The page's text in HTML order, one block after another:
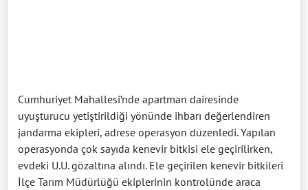
Cumhuriyet Mahallesi’nde apartman dairesinde
uyuşturucu yetiştirildiği yönünde ihbarı değerlendiren
jandarma ekipleri, adrese operasyon düzenledi. Yapılan
operasyonda çok sayıda kenevir bitkisi ele geçirilirken,
evdeki U.U. gözaltına alındı. Ele geçirilen kenevir bitkileri
İlçe Tarım Müdürlüğü ekiplerinin kontrolünde araca